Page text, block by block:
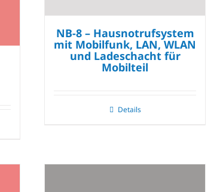
NB-8 – Hausnotrufsystem
mit Mobilfunk, LAN, WLAN
und Ladeschacht für
Mobilteil
Details